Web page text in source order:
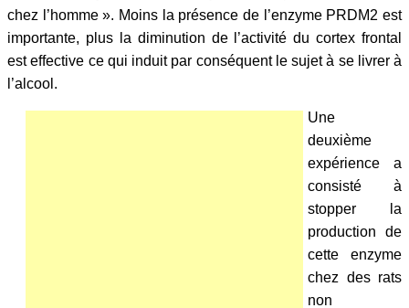
chez l’homme ». Moins la présence de l’enzyme PRDM2 est
importante, plus la diminution de l’activité du cortex frontal
est effective ce qui induit par conséquent le sujet à se livrer à
l’alcool.
Une
deuxième
expérience a
consisté à
stopper la
production de
cette enzyme
chez des rats
non